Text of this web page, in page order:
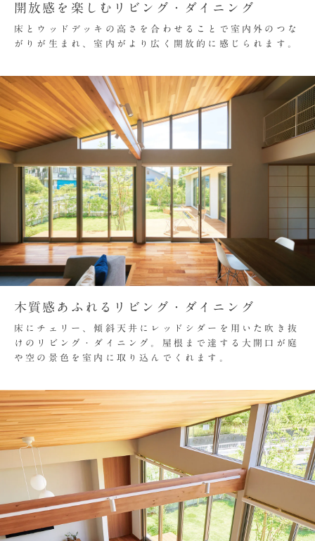
開放感を楽しむリビング・ダイニング
床とウッドデッキの高さを合わせることで室内外のつな
がりが生まれ、室内がより広く開放的に感じられます。
木質感あふれるリビング・ダイニング
床にチェリー、傾斜天井にレッドシダーを用いた吹き抜
けのリビング・ダイニング。屋根まで達する大開口が庭
や空の景色を室内に取り込んでくれます。